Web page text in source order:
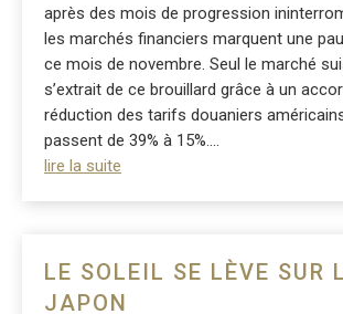
après des mois de progression
les marchés financiers marquent une
ce mois de novembre. Seul le marché
s’extrait de ce brouillard grâce à un
réduction des tarifs douaniers
passent de 39% à 15%....
lire la suite
LE SOLEIL SE LÈVE SUR
JAPON